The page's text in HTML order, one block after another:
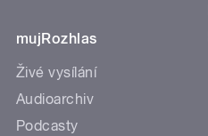
mujRozhlas
Živé vysílání
Audioarchiv
Podcasty